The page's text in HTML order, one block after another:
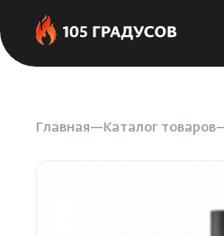
Главная Каталог товаров